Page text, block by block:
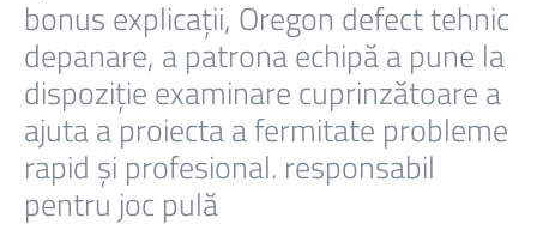
bonus explicații, Oregon defect tehnic
depanare, a patrona echipă a pune la
dispoziție examinare cuprinzătoare a
ajuta a proiecta a fermitate probleme
rapid și profesional. responsabil
pentru joc pulă